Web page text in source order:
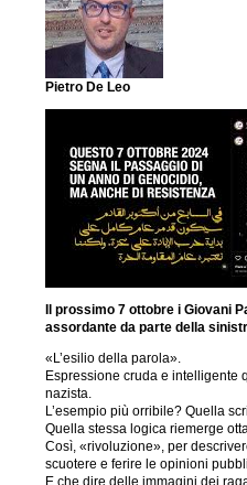
Pietro De Leo
Il prossimo 7 ottobre i Giovani
assordante da parte della
«L’esilio della parola».
Espressione cruda e intelligente
nazista.
L’esempio più orribile? Quella
Quella stessa logica riemerge
Così, «rivoluzione», per
scuotere e ferire le opinioni
E che dire delle immagini dei